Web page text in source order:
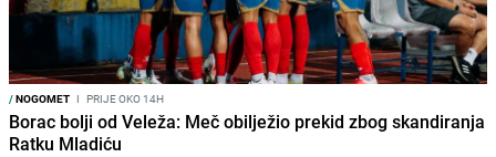
/NOGOMET I PRIJE OKO 14H
Borac bolji od Veleža: Meč obilježio prekid zbog skandiranja
Ratku Mladiću